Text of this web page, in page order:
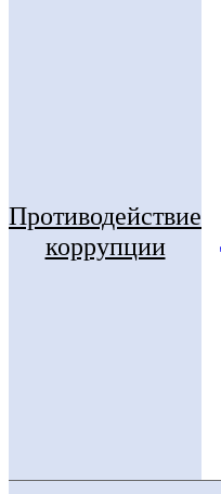
Противодействие
коррупции